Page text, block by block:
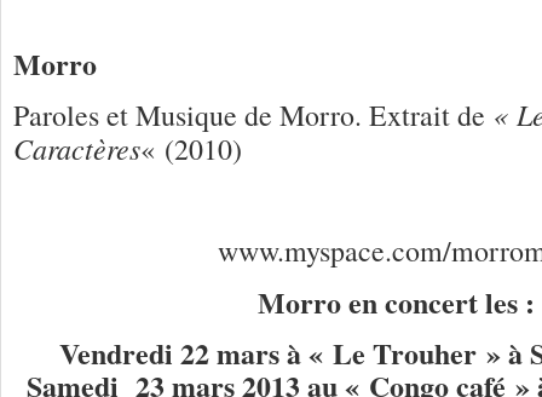
Morro
Paroles et Musique de Morro. Extrait de «
Caractères« (2010)
www.myspace.com/
Morro en concert les
Vendredi 22 mars à « Le Trouher »
Samedi 23 mars 2013 au « Congo café